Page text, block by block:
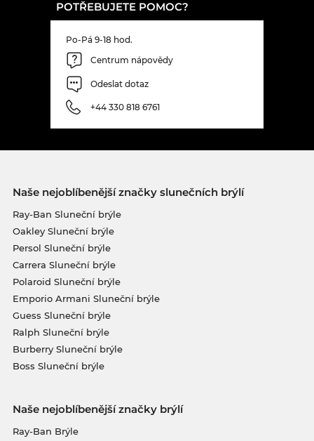
POTŘEBUJETE POMOC?
Po-Pá 9-18 hod.
Centrum nápovědy
Odeslat dotaz
+44 330 818 6761
Naše nejoblíbenější značky slunečních brýlí
Ray-Ban Sluneční brýle
Oakley Sluneční brýle
Persol Sluneční brýle
Carrera Sluneční brýle
Polaroid Sluneční brýle
Emporio Armani Sluneční brýle
Guess Sluneční brýle
Ralph Sluneční brýle
Burberry Sluneční brýle
Boss Sluneční brýle
Naše nejoblíbenější značky brýlí
Ray-Ban Brýle